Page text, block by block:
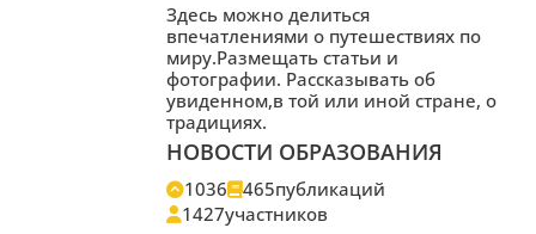
Здесь можно делиться
впечатлениями о путешествиях по
миру.Размещать статьи и
фотографии. Рассказывать об
увиденном,в той или иной стране, о
традициях.
НОВОСТИ ОБРАЗОВАНИЯ
1036 465публикаций
1427участников